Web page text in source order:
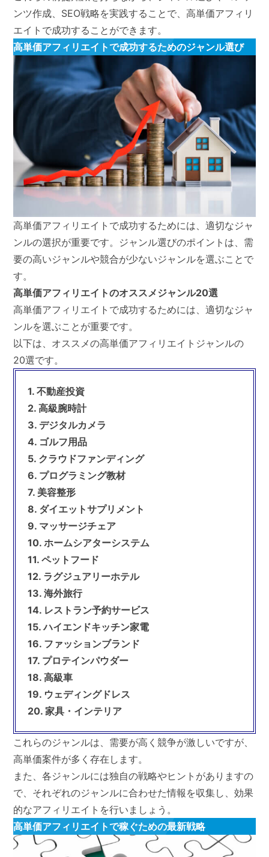
ンツ作成、SEO戦略を実践することで、高単価アフィリ
エイトで成功することができます。
高単価アフィリエイトで成功するためのジャンル選び
高単価アフィリエイトで成功するためには、適切なジャ
ンルの選択が重要です。ジャンル選びのポイントは、需
要の高いジャンルや競合が少ないジャンルを選ぶことで
す。
高単価アフィリエイトのオススメジャンル20選
高単価アフィリエイトで成功するためには、適切なジャ
ンルを選ぶことが重要です。
以下は、オススメの高単価アフィリエイトジャンルの
20選です。
1. 不動産投資
2. 高級腕時計
3. デジタルカメラ
4. ゴルフ用品
5. クラウドファンディング
6. プログラミング教材
7. 美容整形
8. ダイエットサプリメント
9. マッサージチェア
10. ホームシアターシステム
11. ペットフード
12. ラグジュアリーホテル
13. 海外旅行
14. レストラン予約サービス
15. ハイエンドキッチン家電
16. ファッションブランド
17. プロテインパウダー
18. 高級車
19. ウェディングドレス
20. 家具・インテリア
これらのジャンルは、需要が高く競争が激しいですが、
高単価案件が多く存在します。
また、各ジャンルには独自の戦略やヒントがありますの
で、それぞれのジャンルに合わせた情報を収集し、効果
的なアフィリエイトを行いましょう。
高単価アフィリエイトで稼ぐための最新戦略